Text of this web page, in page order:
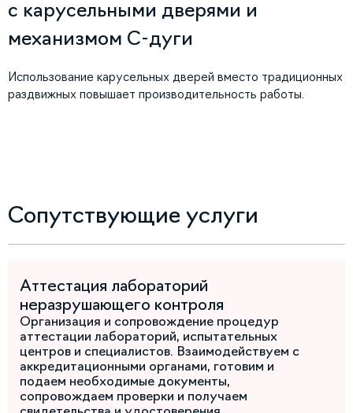
с карусельными дверями и
механизмом С-дуги
Использование карусельных дверей вместо традиционных
раздвижных повышает производительность работы.
Сопутствующие услуги
Аттестация лабораторий
неразрушающего контроля
Организация и сопровождение процедур
аттестации лабораторий, испытательных
центров и специалистов. Взаимодействуем с
аккредитационными органами, готовим и
подаем необходимые документы,
сопровождаем проверки и получаем